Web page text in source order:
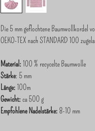
Die 5 mm geflochtene Baumwollkordel
OEKO-TEX nach STANDARD 100
Material: 100 % recycelte Baumwolle
Stärke: 5 mm
Länge: 100m
Gewicht: ca 500 g
Empfohlene Nadelstärke: 8-10 mm